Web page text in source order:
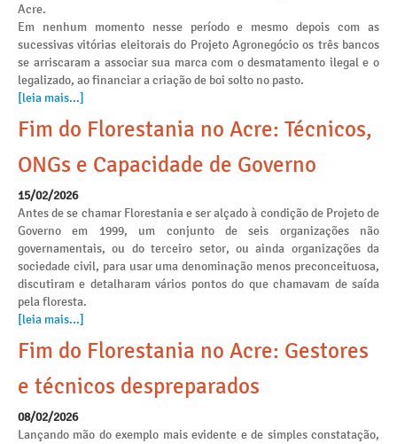
Acre.
Em nenhum momento nesse período e mesmo depois com as
sucessivas vitórias eleitorais do Projeto Agronegócio os três bancos
se arriscaram a associar sua marca com o desmatamento ilegal e o
legalizado, ao financiar a criação de boi solto no pasto.
[leia mais...]
Fim do Florestania no Acre: Técnicos,
ONGs e Capacidade de Governo
15/02/2026
Antes de se chamar Florestania e ser alçado à condição de Projeto de
Governo em 1999, um conjunto de seis organizações não
governamentais, ou do terceiro setor, ou ainda organizações da
sociedade civil, para usar uma denominação menos preconceituosa,
discutiram e detalharam vários pontos do que chamavam de saída
pela floresta.
[leia mais...]
Fim do Florestania no Acre: Gestores
e técnicos despreparados
08/02/2026
Lançando mão do exemplo mais evidente e de simples constatação,